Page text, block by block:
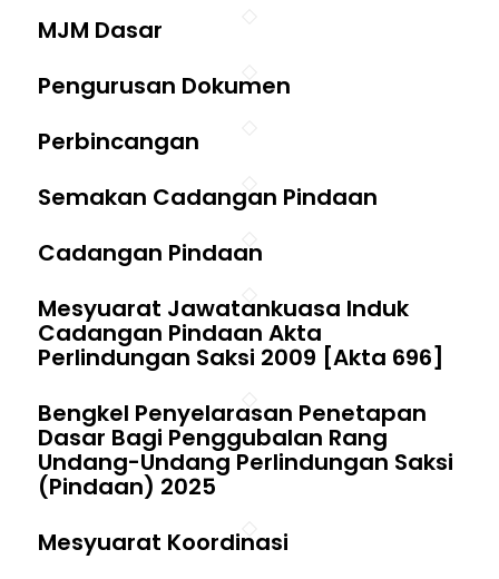
MJM Dasar
Pengurusan Dokumen
Perbincangan
Semakan Cadangan Pindaan
Cadangan Pindaan
Mesyuarat Jawatankuasa Induk
Cadangan Pindaan Akta
Perlindungan Saksi 2009 [Akta 696]
Bengkel Penyelarasan Penetapan
Dasar Bagi Penggubalan Rang
Undang-Undang Perlindungan Saksi
(Pindaan) 2025
Mesyuarat Koordinasi